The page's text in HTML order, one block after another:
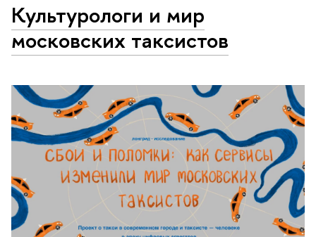
Культурологи и мир
московских таксистов